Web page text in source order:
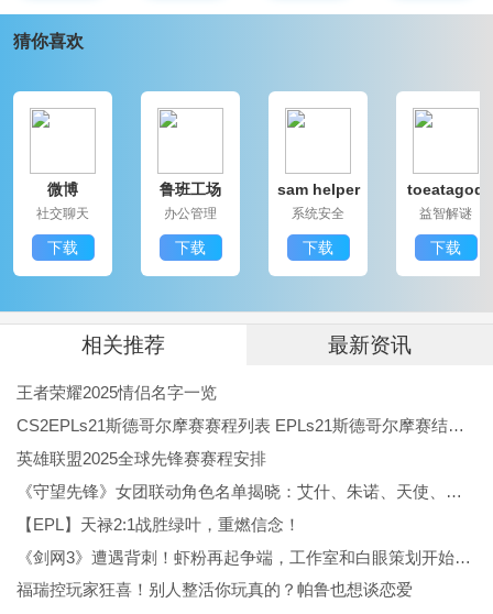
游戏内部设有丰富的信息与功能，使玩家能够随时了解
宝可梦的各种状态和进化信息。
你可以在这里找到想要的宝可梦，利用稀有资源帮助成
长，助你在战斗中一路畅通。
了玩家的时间。
提供的功能和资源是实时更新的，保证了玩家在游戏中
获取最新的内容。
你能够将这些功能运用在各种场景，比如竞技场对战、
PVE副本等，让冒险更加丰富多彩。
口袋妖怪绿宝石官方正版下载评价
口袋妖怪绿宝石官方正版下载是一款引人入胜的角色扮
演游戏。游戏特色丰富，提供了多样化的玩法，能够满
足不同玩家的需求。每一次冒险都充满了未知和刺激，
让人流连忘返。游戏中的宝可梦各具特色，搭配与战斗
机制相得益彰，意味着每位玩家都能创造出自己独特的
猜你喜欢
微博
社交聊天
下载
鲁班工场
办公管理
下载
sam helper
系统安全
下载
toeatagod
益智解谜
下载
相关推荐 最新资讯
王者荣耀2025情侣名字一览
CS2EPLs21斯德哥尔摩赛赛程列表 EPLs21斯德哥尔摩赛结果公布
英雄联盟2025全球先锋赛赛程安排
《守望先锋》女团联动角色名单揭晓：艾什、朱诺、天使、伊拉锐与D.Va！
【EPL】天禄2:1战胜绿叶，重燃信念！
《剑网3》遭遇背刺！虾粉再起争端，工作室和白眼策划开始反噬
福瑞控玩家狂喜！别人整活你玩真的？帕鲁也想谈恋爱